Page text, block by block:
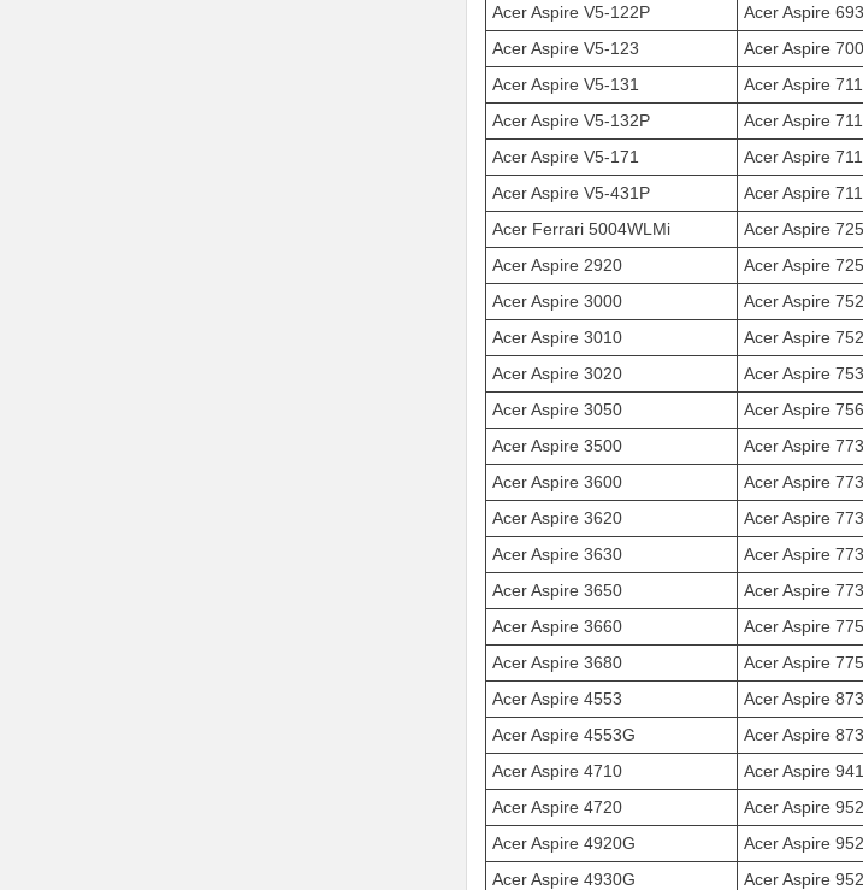
Acer Aspire V5-122P
Acer Aspire
Acer Aspire V5-123
Acer Aspire
Acer Aspire V5-131
Acer Aspire
Acer Aspire V5-132P
Acer Aspire
Acer Aspire V5-171
Acer Aspire
Acer Aspire V5-431P
Acer Aspire
Acer Ferrari 5004WLMi
Acer Aspire
Acer Aspire 2920
Acer Aspire
Acer Aspire 3000
Acer Aspire
Acer Aspire 3010
Acer Aspire
Acer Aspire 3020
Acer Aspire
Acer Aspire 3050
Acer Aspire
Acer Aspire 3500
Acer Aspire
Acer Aspire 3600
Acer Aspire
Acer Aspire 3620
Acer Aspire
Acer Aspire 3630
Acer Aspire
Acer Aspire 3650
Acer Aspire
Acer Aspire 3660
Acer Aspire
Acer Aspire 3680
Acer Aspire
Acer Aspire 4553
Acer Aspire
Acer Aspire 4553G
Acer Aspire
Acer Aspire 4710
Acer Aspire
Acer Aspire 4720
Acer Aspire
Acer Aspire 4920G
Acer Aspire
Acer Aspire 4930G
Acer Aspire